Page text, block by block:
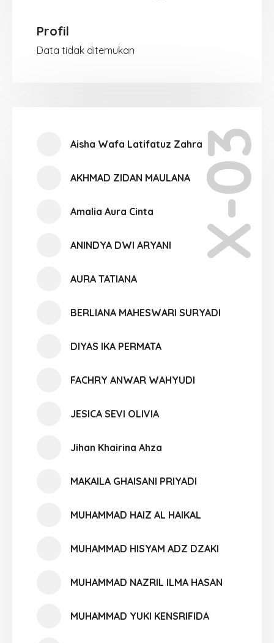
Profil
Data tidak ditemukan
X-03
Aisha Wafa Latifatuz Zahra
AKHMAD ZIDAN MAULANA
Amalia Aura Cinta
ANINDYA DWI ARYANI
AURA TATIANA
BERLIANA MAHESWARI SURYADI
DIYAS IKA PERMATA
FACHRY ANWAR WAHYUDI
JESICA SEVI OLIVIA
Jihan Khairina Ahza
MAKAILA GHAISANI PRIYADI
MUHAMMAD HAIZ AL HAIKAL
MUHAMMAD HISYAM ADZ DZAKI
MUHAMMAD NAZRIL ILMA HASAN
MUHAMMAD YUKI KENSRIFIDA